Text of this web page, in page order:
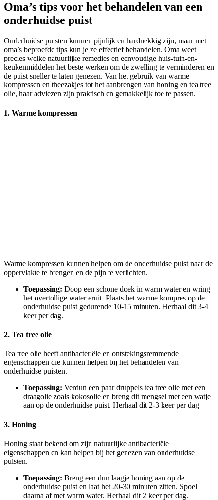
Oma’s tips voor het behandelen van een
onderhuidse puist
Onderhuidse puisten kunnen pijnlijk en hardnekkig zijn, maar met
oma’s beproefde tips kun je ze effectief behandelen. Oma weet
precies welke natuurlijke remedies en eenvoudige huis-tuin-en-
keukenmiddelen het beste werken om de zwelling te verminderen en
de puist sneller te laten genezen. Van het gebruik van warme
kompressen en theezakjes tot het aanbrengen van honing en tea tree
olie, haar adviezen zijn praktisch en gemakkelijk toe te passen.
1. Warme kompressen
Warme kompressen kunnen helpen om de onderhuidse puist naar de
oppervlakte te brengen en de pijn te verlichten.
Toepassing: Doop een schone doek in warm water en wring
het overtollige water eruit. Plaats het warme kompres op de
onderhuidse puist gedurende 10-15 minuten. Herhaal dit 3-4
keer per dag.
2. Tea tree olie
Tea tree olie heeft antibacteriële en ontstekingsremmende
eigenschappen die kunnen helpen bij het behandelen van
onderhuidse puisten.
Toepassing: Verdun een paar druppels tea tree olie met een
draagolie zoals kokosolie en breng dit mengsel met een watje
aan op de onderhuidse puist. Herhaal dit 2-3 keer per dag.
3. Honing
Honing staat bekend om zijn natuurlijke antibacteriële
eigenschappen en kan helpen bij het genezen van onderhuidse
puisten.
Toepassing: Breng een dun laagje honing aan op de
onderhuidse puist en laat het 20-30 minuten zitten. Spoel
daarna af met warm water. Herhaal dit 2 keer per dag.